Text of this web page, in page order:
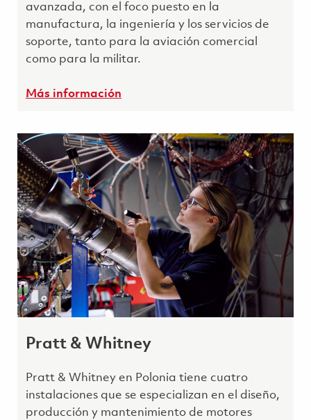
avanzada, con el foco puesto en la
manufactura, la ingeniería y los servicios de
soporte, tanto para la aviación comercial
como para la militar.
Más información
Pratt & Whitney
Pratt & Whitney en Polonia tiene cuatro
instalaciones que se especializan en el diseño,
producción y mantenimiento de motores